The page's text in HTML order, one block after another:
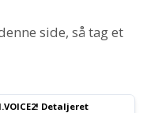
side, så tag et
Detaljeret